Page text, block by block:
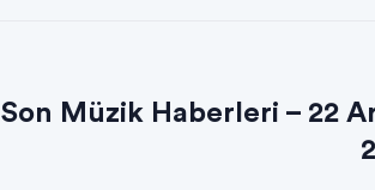
Son Müzik Haberleri – 22